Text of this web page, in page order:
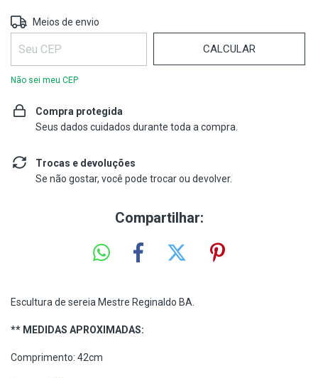
Entregas para o CEP:
Meios de envio
CALCULAR
Não sei meu CEP
Compra protegida
Seus dados cuidados durante toda a compra.
Trocas e devoluções
Se não gostar, você pode trocar ou devolver.
Compartilhar:
Escultura de sereia Mestre Reginaldo BA.
** MEDIDAS APROXIMADAS:
Comprimento: 42cm